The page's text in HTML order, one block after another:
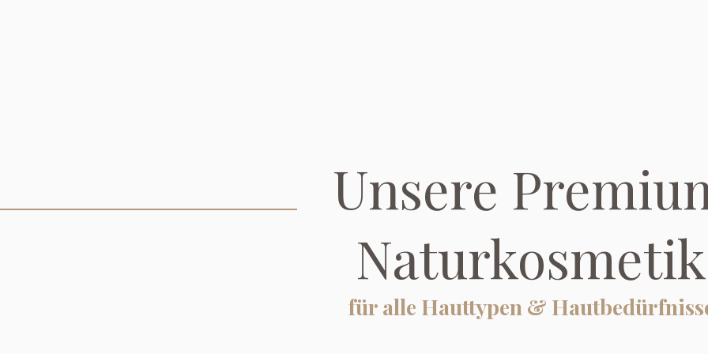
Unsere
Naturkosmetik
für alle Hauttypen &